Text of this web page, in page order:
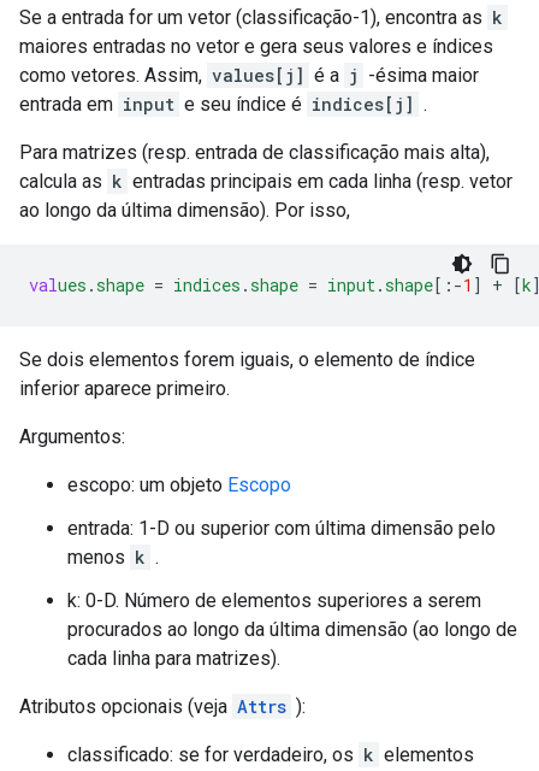
Se a entrada for um vetor (classificação-1), encontra as k
maiores entradas no vetor e gera seus valores e índices
como vetores. Assim, values[j] é a j -ésima maior
entrada em input e seu índice é indices[j] .
Para matrizes (resp. entrada de classificação mais alta),
calcula as k entradas principais em cada linha (resp. vetor
ao longo da última dimensão). Por isso,
values .shape = indices .shape = input.shape[ :-1 ] + [k
Se dois elementos forem iguais, o elemento de índice
inferior aparece primeiro.
Argumentos:
escopo: um objeto Escopo
entrada: 1-D ou superior com última dimensão pelo
menos k .
k: 0-D. Número de elementos superiores a serem
procurados ao longo da última dimensão (ao longo de
cada linha para matrizes).
Atributos opcionais (veja Attrs ):
classificado: se for verdadeiro, os k elementos